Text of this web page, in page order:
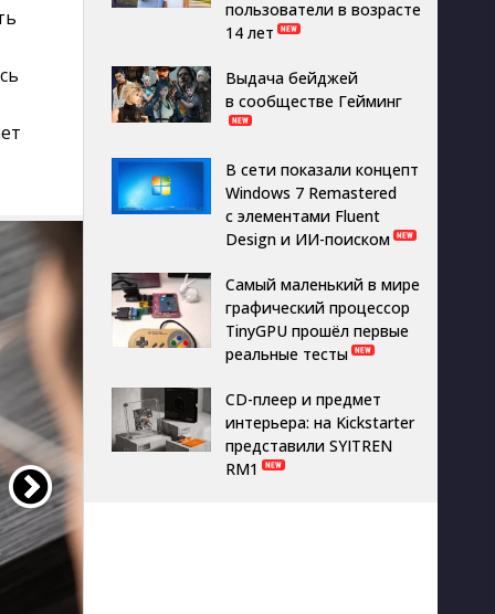
пользователи в возрасте
14 лет
Выдача бейджей
в сообществе Гейминг
В сети показали концепт
Windows 7 Remastered
с элементами Fluent
Design и ИИ-поиском
Самый маленький в мире
графический процессор
TinyGPU прошёл первые
реальные тесты
CD-плеер и предмет
интерьера: на Kickstarter
представили SYITREN
RM1